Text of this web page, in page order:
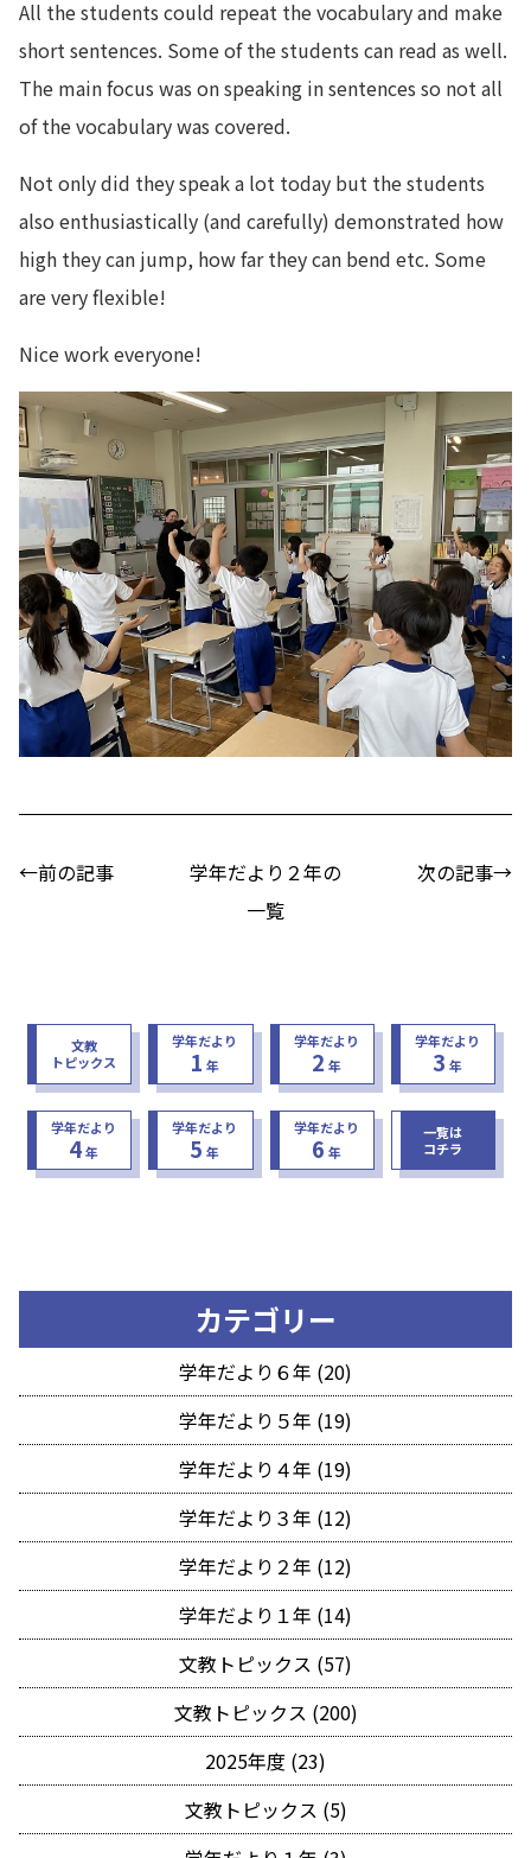
All the students could repeat the vocabulary and make
short sentences. Some of the students can read as well.
The main focus was on speaking in sentences so not all
of the vocabulary was covered.
Not only did they speak a lot today but the students
also enthusiastically (and carefully) demonstrated how
high they can jump, how far they can bend etc. Some
are very flexible!
Nice work everyone!
←前の記事
学年だより２年の
一覧
次の記事→
文教
トピックス
学年だより
1 年
学年だより
2 年
学年だより
3 年
学年だより
4年
学年だより
5 年
学年だより
6 年
一覧は
コチラ
カテゴリー
学年だより６年 (20)
学年だより５年 (19)
学年だより４年 (19)
学年だより３年 (12)
学年だより２年 (12)
学年だより１年 (14)
文教トピックス (57)
文教トピックス (200)
2025年度 (23)
文教トピックス (5)